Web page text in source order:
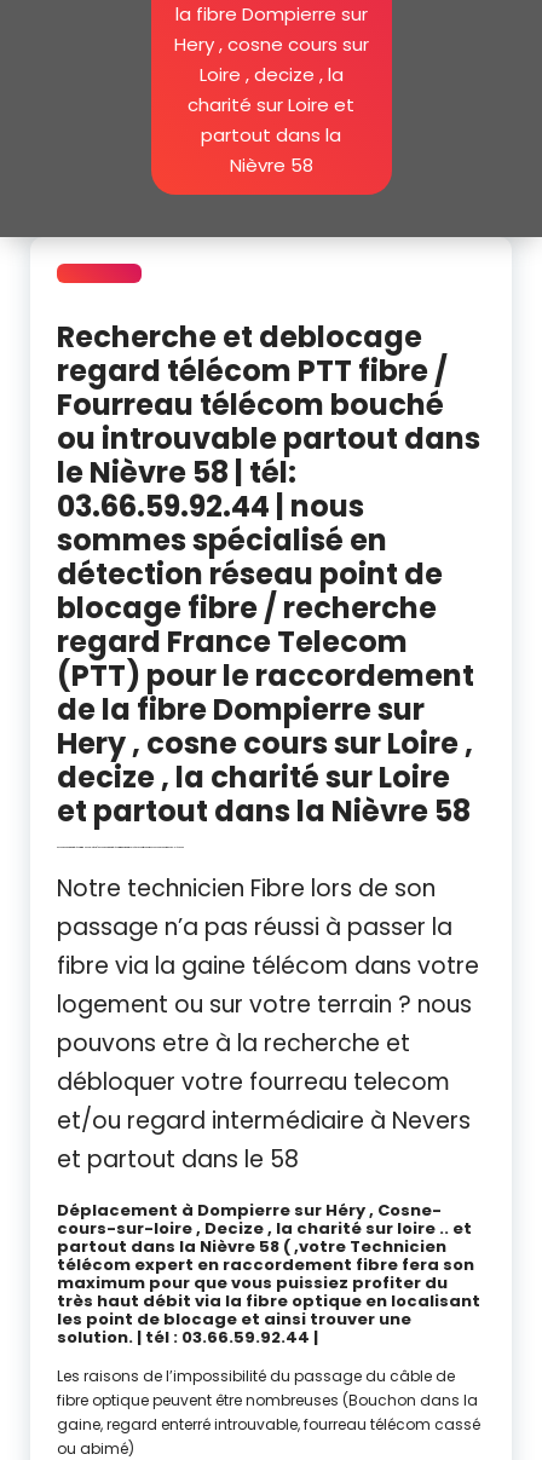
la fibre Dompierre sur
Hery , cosne cours sur
Loire , decize , la
charité sur Loire et
partout dans la
Nièvre 58
Recherche et deblocage
regard télécom PTT fibre /
Fourreau télécom bouché
ou introuvable partout dans
le Nièvre 58 | tél:
03.66.59.92.44 | nous
sommes spécialisé en
détection réseau point de
blocage fibre / recherche
regard France Telecom
(PTT) pour le raccordement
de la fibre Dompierre sur
Hery , cosne cours sur Loire ,
decize , la charité sur Loire
et partout dans la Nièvre 58
Notre technicien Fibre lors de son
passage n’a pas réussi à passer la
fibre via la gaine télécom dans votre
logement ou sur votre terrain ? nous
pouvons etre à la recherche et
débloquer votre fourreau telecom
et/ou regard intermédiaire à Nevers
et partout dans le 58
Déplacement à Dompierre sur Héry , Cosne-
cours-sur-loire , Decize , la charité sur loire .. et
partout dans la Nièvre 58 ( ,votre Technicien
télécom expert en raccordement fibre fera son
maximum pour que vous puissiez profiter du
très haut débit via la fibre optique en localisant
les point de blocage et ainsi trouver une
solution. | tél : 03.66.59.92.44 |
Les raisons de l’impossibilité du passage du câble de
fibre optique peuvent être nombreuses (Bouchon dans la
gaine, regard enterré introuvable, fourreau télécom cassé
ou abimé)